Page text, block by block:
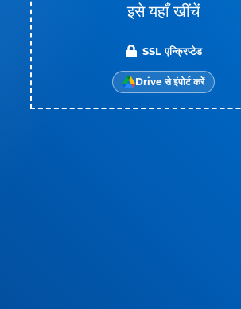
इसे यहाँ खींचें
SSL एन्क्रिप्टेड
Drive से इंपोर्ट करें